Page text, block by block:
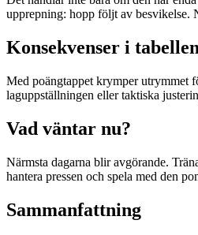
upprepning: hopp följt av besvikelse.
Konsekvenser i tabellen
Med poängtappet krymper utrymmet
laguppställningen eller taktiska
Vad väntar nu?
Närmsta dagarna blir avgörande.
hantera pressen och spela med den
Sammanfattning